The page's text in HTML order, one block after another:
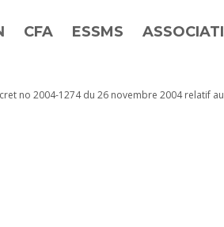
CFA ESSMS
no 2004-1274 du 26 novembre 2004 relatif